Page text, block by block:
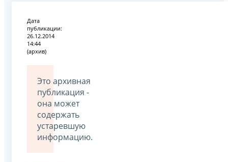
Дата
публикации:
26.12.2014
14:44
(архив)
Это архивная
публикация -
она может
содержать
устаревшую
информацию.